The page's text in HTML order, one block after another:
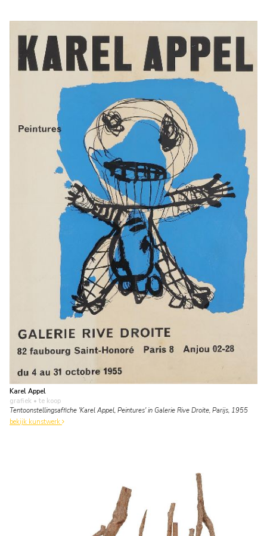
Karel Appel
grafiek • te koop
Tentoonstellingsaffiche 'Karel Appel, Peintures' in Galerie Rive Droite, Parijs, 1955
bekijk kunstwerk